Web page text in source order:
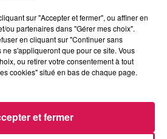
sur "Accepter et fermer", ou affiner en
ou partenaires dans "Gérer mes choix".
en cliquant sur "Continuer sans
ne s'appliqueront que pour ce site. Vous
ou retirer votre consentement à tout
cookies" situé en bas de chaque page.
et fermer